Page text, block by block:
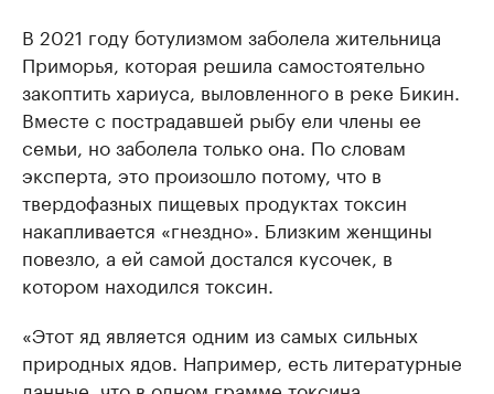
В 2021 году ботулизмом заболела жительница
Приморья, которая решила самостоятельно
закоптить хариуса, выловленного в реке Бикин.
Вместе с пострадавшей рыбу ели члены ее
семьи, но заболела только она. По словам
эксперта, это произошло потому, что в
твердофазных пищевых продуктах токсин
накапливается «гнездно». Близким женщины
повезло, а ей самой достался кусочек, в
котором находился токсин.
«Этот яд является одним из самых сильных
природных ядов. Например, есть литературные